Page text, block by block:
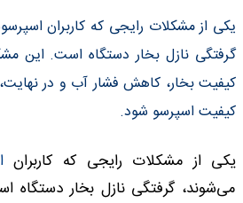
یکی از مشکلات رایجی که کاربران
گرفتگی نازل بخار دستگاه است. این
کیفیت بخار، کاهش فشار آب و در
کیفیت اسپرسو شود.
یکی از مشکلات رایجی که کاربران
می‌شوند، گرفتگی نازل بخار